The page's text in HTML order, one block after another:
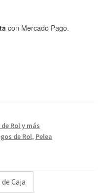
con Mercado Pago.
Rol y más
de Rol, Pelea
Caja